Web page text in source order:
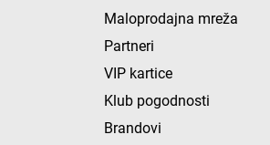
Maloprodajna mreža
Partneri
VIP kartice
Klub pogodnosti
Brandovi